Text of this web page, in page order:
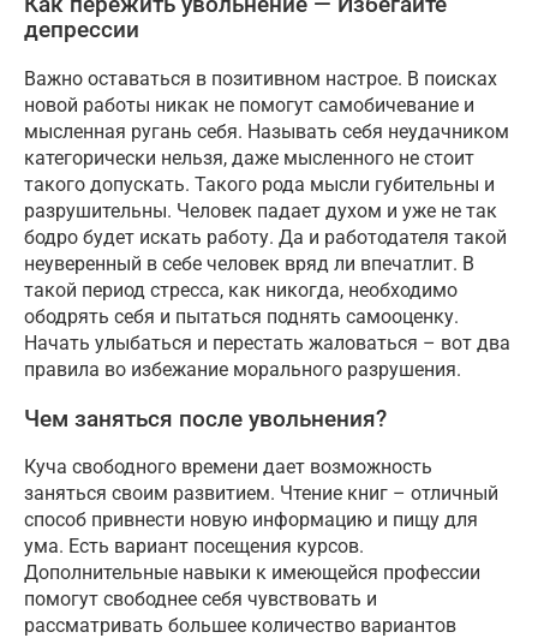
депрессии
Важно оставаться в позитивном настрое. В поисках
новой работы никак не помогут самобичевание и
мысленная ругань себя. Называть себя неудачником
категорически нельзя, даже мысленного не стоит
такого допускать. Такого рода мысли губительны и
разрушительны. Человек падает духом и уже не так
бодро будет искать работу. Да и работодателя такой
неуверенный в себе человек вряд ли впечатлит. В
такой период стресса, как никогда, необходимо
ободрять себя и пытаться поднять самооценку.
Начать улыбаться и перестать жаловаться – вот два
правила во избежание морального разрушения.
Чем заняться после увольнения?
Куча свободного времени дает возможность
заняться своим развитием. Чтение книг – отличный
способ привнести новую информацию и пищу для
ума. Есть вариант посещения курсов.
Дополнительные навыки к имеющейся профессии
помогут свободнее себя чувствовать и
рассматривать большее количество вариантов